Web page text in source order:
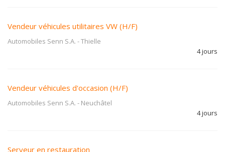
Vendeur véhicules utilitaires VW (H/F)
Automobiles Senn S.A. -Thielle
4 jours
Vendeur véhicules d'occasion (H/F)
Automobiles Senn S.A. - Neuchâtel
4 jours
Serveur en restauration